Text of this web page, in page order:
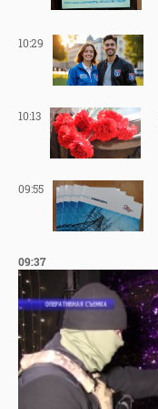
10:29
10:13
09:55
09:37